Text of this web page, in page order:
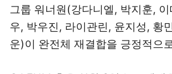
그룹 워너원(강다니엘, 박지훈,
우, 박우진, 라이관린, 윤지성, 황
운)이 완전체 재결합을 긍정적으